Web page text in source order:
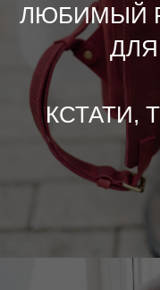
ЛЮБИМЫЙ
КСТАТИ,